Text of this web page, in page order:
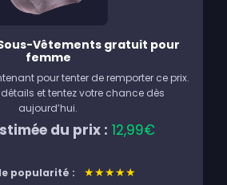
Vêtements gratuit pour
femme
pour tenter de remporter ce prix.
détails et tentez votre chance dès
aujourd’hui.
du prix : 12,99€
popularité : ★★★★★